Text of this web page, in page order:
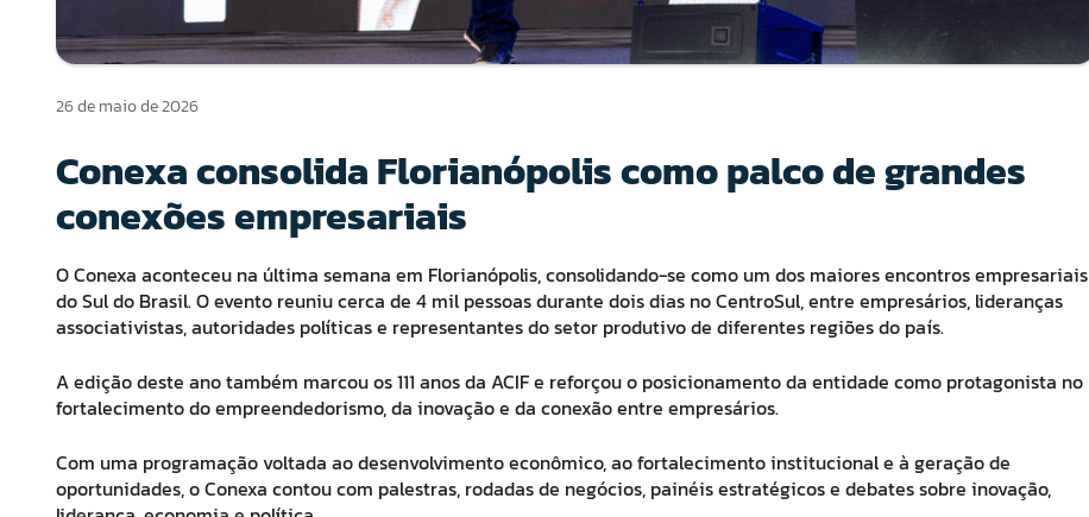
26 de maio de 2026
Conexa consolida Florianópolis como palco de grandes
conexões empresariais
O Conexa aconteceu na última semana em Florianópolis, consolidando-se como um dos maiores encontros empresariais
do Sul do Brasil. O evento reuniu cerca de 4 mil pessoas durante dois dias no CentroSul, entre empresários, lideranças
associativistas, autoridades políticas e representantes do setor produtivo de diferentes regiões do país.
A edição deste ano também marcou os 111 anos da ACIF e reforçou o posicionamento da entidade como protagonista no
fortalecimento do empreendedorismo, da inovação e da conexão entre empresários.
Com uma programação voltada ao desenvolvimento econômico, ao fortalecimento institucional e à geração de
oportunidades, o Conexa contou com palestras, rodadas de negócios, painéis estratégicos e debates sobre inovação,